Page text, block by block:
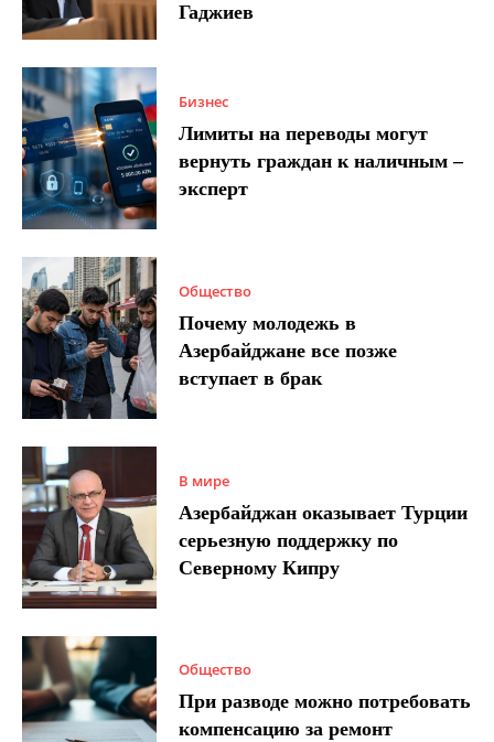
Гаджиев
Бизнес
Лимиты на переводы могут
вернуть граждан к наличным –
эксперт
Общество
Почему молодежь в
Азербайджане все позже
вступает в брак
В мире
Азербайджан оказывает Турции
серьезную поддержку по
Северному Кипру
Общество
При разводе можно потребовать
компенсацию за ремонт